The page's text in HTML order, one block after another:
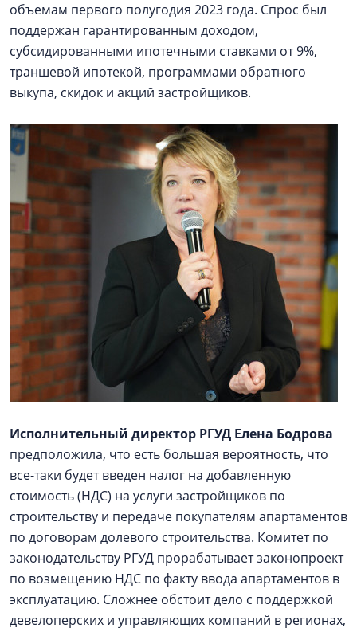
объемам первого полугодия 2023 года. Спрос был
поддержан гарантированным доходом,
субсидированными ипотечными ставками от 9%,
траншевой ипотекой, программами обратного
выкупа, скидок и акций застройщиков.
Исполнительный директор РГУД Елена Бодрова
предположила, что есть большая вероятность, что
все-таки будет введен налог на добавленную
стоимость (НДС) на услуги застройщиков по
строительству и передаче покупателям апартаментов
по договорам долевого строительства. Комитет по
законодательству РГУД прорабатывает законопроект
по возмещению НДС по факту ввода апартаментов в
эксплуатацию. Сложнее обстоит дело с поддержкой
девелоперских и управляющих компаний в регионах,